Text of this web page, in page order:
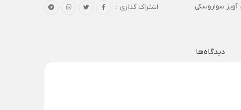
،آویز سواروسکی اشتراک گذاری :
دیدگاه‌ها